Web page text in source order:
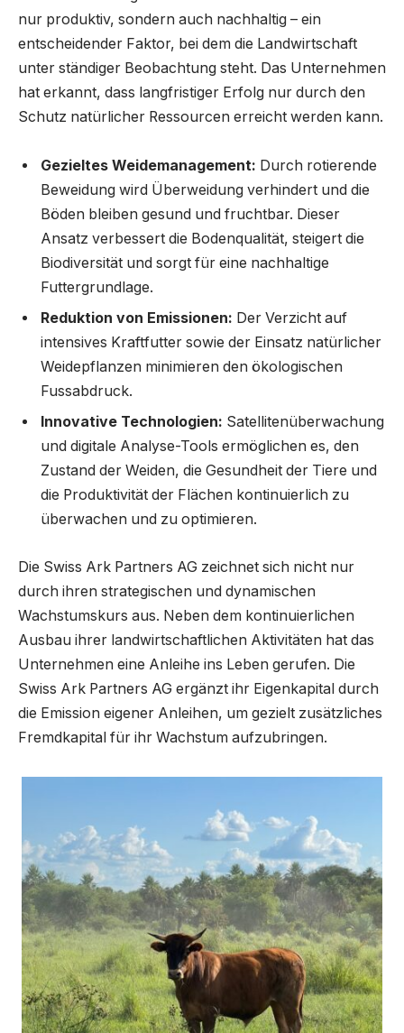
nur produktiv, sondern auch nachhaltig – ein
entscheidender Faktor, bei dem die Landwirtschaft
unter ständiger Beobachtung steht. Das Unternehmen
hat erkannt, dass langfristiger Erfolg nur durch den
Schutz natürlicher Ressourcen erreicht werden kann.
Gezieltes Weidemanagement: Durch rotierende
Beweidung wird Überweidung verhindert und die
Böden bleiben gesund und fruchtbar. Dieser
Ansatz verbessert die Bodenqualität, steigert die
Biodiversität und sorgt für eine nachhaltige
Futtergrundlage.
Reduktion von Emissionen: Der Verzicht auf
intensives Kraftfutter sowie der Einsatz natürlicher
Weidepflanzen minimieren den ökologischen
Fussabdruck.
Innovative Technologien: Satellitenüberwachung
und digitale Analyse-Tools ermöglichen es, den
Zustand der Weiden, die Gesundheit der Tiere und
die Produktivität der Flächen kontinuierlich zu
überwachen und zu optimieren.
Die Swiss Ark Partners AG zeichnet sich nicht nur
durch ihren strategischen und dynamischen
Wachstumskurs aus. Neben dem kontinuierlichen
Ausbau ihrer landwirtschaftlichen Aktivitäten hat das
Unternehmen eine Anleihe ins Leben gerufen. Die
Swiss Ark Partners AG ergänzt ihr Eigenkapital durch
die Emission eigener Anleihen, um gezielt zusätzliches
Fremdkapital für ihr Wachstum aufzubringen.